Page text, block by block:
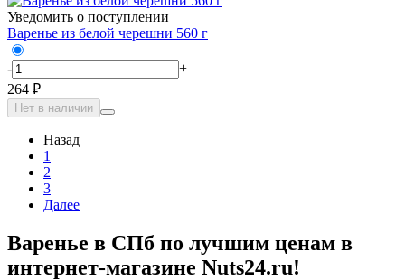
Уведомить о поступлении
Варенье из белой черешни 560 г
-
+
264 ₽
Нет в наличии
Назад
1
2
3
Далее
Варенье в СПб по лучшим ценам в
интернет-магазине Nuts24.ru!